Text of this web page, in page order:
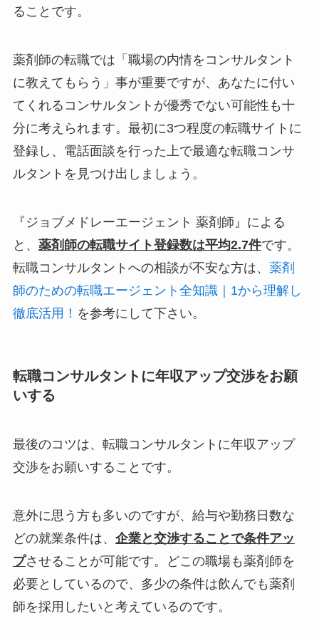
ることです。
薬剤師の転職では「職場の内情をコンサルタント
に教えてもらう」事が重要ですが、あなたに付い
てくれるコンサルタントが優秀でない可能性も十
分に考えられます。最初に3つ程度の転職サイトに
登録し、電話面談を行った上で最適な転職コンサ
ルタントを見つけ出しましょう。
『ジョブメドレーエージェント 薬剤師』による
と、 薬剤師の転職サイト登録数は平均2.7件です。
転職コンサルタントへの相談が不安な方は、 薬剤
師のための転職エージェント全知識｜1から理解し
徹底活用！ を参考にして下さい。
転職コンサルタントに年収アップ交渉をお願
いする
最後のコツは、転職コンサルタントに年収アップ
交渉をお願いすることです。
意外に思う方も多いのですが、給与や勤務日数な
どの就業条件は、 企業と交渉することで条件アッ
プさせることが可能です。どこの職場も薬剤師を
必要としているので、多少の条件は飲んでも薬剤
師を採用したいと考えているのです。